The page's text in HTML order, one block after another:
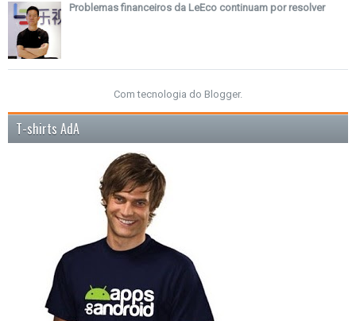
Problemas financeiros da LeEco continuam por resolver
Com tecnologia do Blogger.
T-shirts AdA